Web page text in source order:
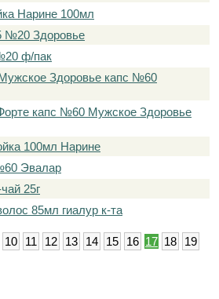
Нарине 100мл
№20 Здоровье
ф/пак
Здоровье капс №60
капс №60 Мужское Здоровье
100мл Нарине
Эвалар
25г
85мл гиалур к-та
10 11 12 13 14 15 16 17 18
19